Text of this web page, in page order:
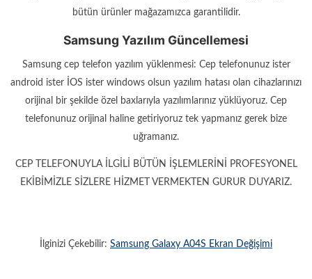
bütün ürünler mağazamızca garantilidir.
Samsung Yazılım Güncellemesi
Samsung cep telefon yazılım yüklenmesi: Cep telefonunuz ister
android ister İOS ister windows olsun yazılım hatası olan cihazlarınızı
orijinal bir şekilde özel baxlarıyla yazılımlarınız yüklüyoruz. Cep
telefonunuz orijinal haline getiriyoruz tek yapmanız gerek bize
uğramanız.
CEP TELEFONUYLA İLGİLİ BÜTÜN İŞLEMLERİNİ PROFESYONEL
EKİBİMİZLE SİZLERE HİZMET VERMEKTEN GURUR DUYARIZ.
İlginizi Çekebilir: Samsung Galaxy A04S Ekran Değişimi